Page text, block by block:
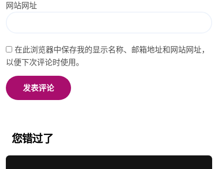
网站网址
在此浏览器中保存我的显示名称、邮箱地址和网站网址，
以便下次评论时使用。
您错过了